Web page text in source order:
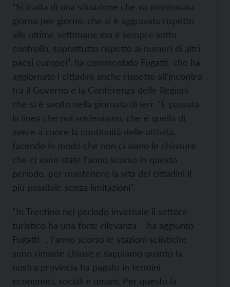
“Si tratta di una situazione che va monitorata
giorno per giorno, che si è aggravata rispetto
alle ultime settimane ma è sempre sotto
controllo, soprattutto rispetto ai numeri di altri
paesi europei”, ha commentato Fugatti, che ha
aggiornato i cittadini anche rispetto all’incontro
tra il Governo e la Conferenza delle Regioni
che si è svolto nella giornata di ieri: “È passata
la linea che noi sosteniamo, che è quella di
avere a cuore la continuità delle attività,
facendo in modo che non ci siano le chiusure
che ci sono state l’anno scorso in questo
periodo, per mantenere la vita dei cittadini il
più possibile senza limitazioni”.
“In Trentino nel periodo invernale il settore
turistico ha una forte rilevanza – ha aggiunto
Fugatti -, l’anno scorso le stazioni sciistiche
sono rimaste chiuse e sappiamo quanto la
nostra provincia ha pagato in termini
economici, sociali e umani. Per questo la